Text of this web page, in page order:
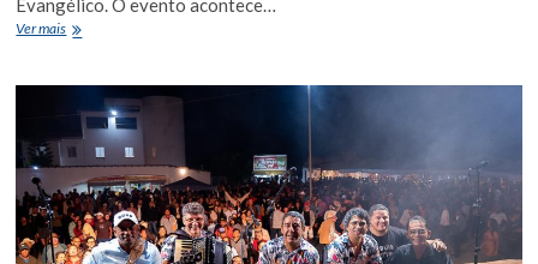
Evangélico. O evento acontece…
Ver maisQuijingue
do
Evangélico
com
grandes
atrações
musicais